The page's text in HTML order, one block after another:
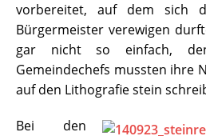
vorbereitet, auf dem sich
Bürgermeister verewigen
gar nicht so einfach,
Gemeindechefs mussten ihre
auf den Lithografie stein
Bei den